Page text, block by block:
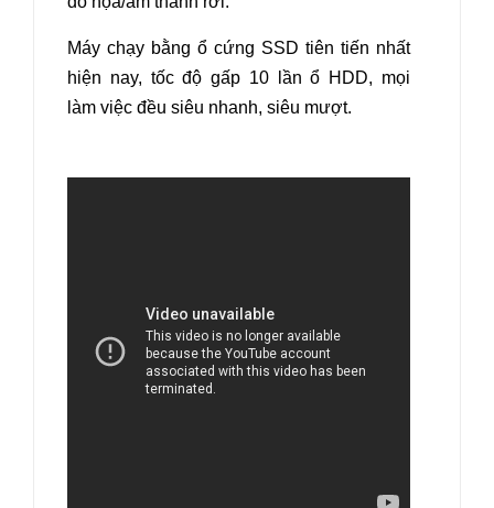
Máy chạy bằng ổ cứng SSD tiên tiến nhất
hiện nay, tốc độ gấp 10 lần ổ HDD, mọi
làm việc đều siêu nhanh, siêu mượt.